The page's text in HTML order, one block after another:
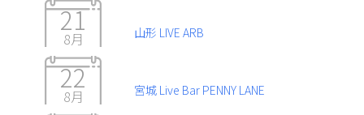
21
8月 山形 LIVE ARB
22
8月 宮城 Live Bar PENNY LANE